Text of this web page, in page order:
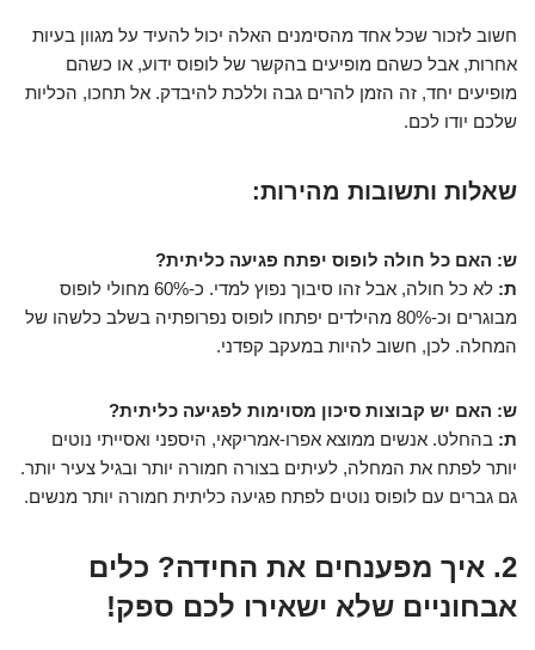
חשוב לזכור שכל אחד מהסימנים האלה יכול להעיד על מגוון בעיות
אחרות, אבל כשהם מופיעים בהקשר של לופוס ידוע, או כשהם
מופיעים יחד, זה הזמן להרים גבה וללכת להיבדק. אל תחכו, הכליות
שלכם יודו לכם.
שאלות ותשובות מהירות:
ש: האם כל חולה לופוס יפתח פגיעה כליתית?
ת:
לא כל חולה, אבל זהו סיבוך נפוץ למדי. כ-60% מחולי לופוס
מבוגרים וכ-80% מהילדים יפתחו לופוס נפרופתיה בשלב כלשהו של
המחלה. לכן, חשוב להיות במעקב קפדני.
ש: האם יש קבוצות סיכון מסוימות לפגיעה כליתית?
ת: בהחלט. אנשים ממוצא אפרו-אמריקאי, היספני ואסייתי נוטים
יותר לפתח את המחלה, לעיתים בצורה חמורה יותר ובגיל צעיר יותר.
גם גברים עם לופוס נוטים לפתח פגיעה כליתית חמורה יותר מנשים.
2. איך מפענחים את החידה? כלים
אבחוניים שלא ישאירו לכם ספק!